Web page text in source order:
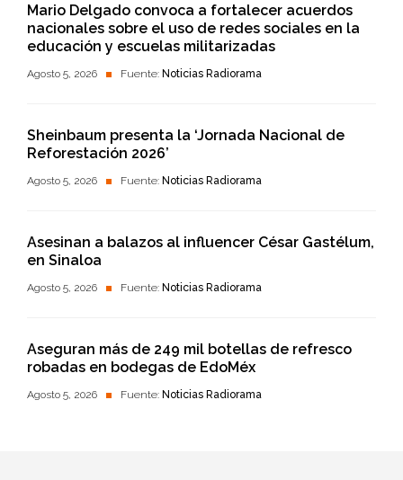
Mario Delgado convoca a fortalecer acuerdos
nacionales sobre el uso de redes sociales en la
educación y escuelas militarizadas
Agosto 5, 2026 Fuente: Noticias Radiorama
Sheinbaum presenta la ‘Jornada Nacional de
Reforestación 2026’
Agosto 5, 2026 Fuente: Noticias Radiorama
Asesinan a balazos al influencer César Gastélum,
en Sinaloa
Agosto 5, 2026 Fuente: Noticias Radiorama
Aseguran más de 249 mil botellas de refresco
robadas en bodegas de EdoMéx
Agosto 5, 2026 Fuente: Noticias Radiorama